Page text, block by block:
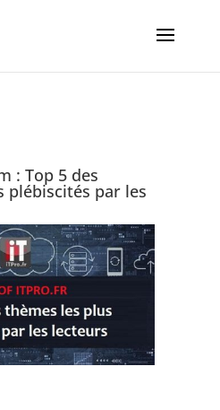
: Top 5 des
plébiscités par les